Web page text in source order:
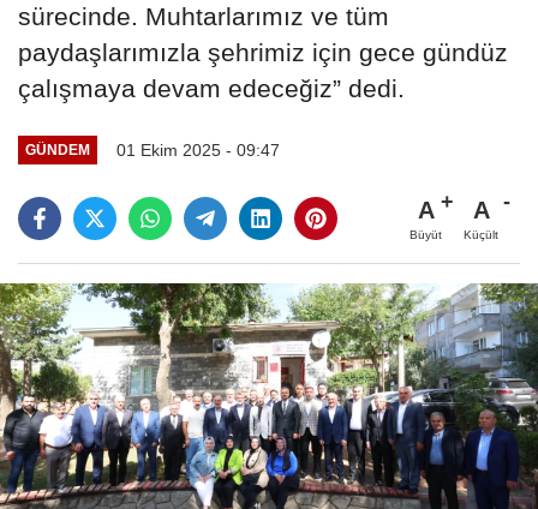
sürecinde. Muhtarlarımız ve tüm
paydaşlarımızla şehrimiz için gece gündüz
çalışmaya devam edeceğiz” dedi.
GÜNDEM 01 Ekim 2025 - 09:47
A
Büyüt
A
Küçült